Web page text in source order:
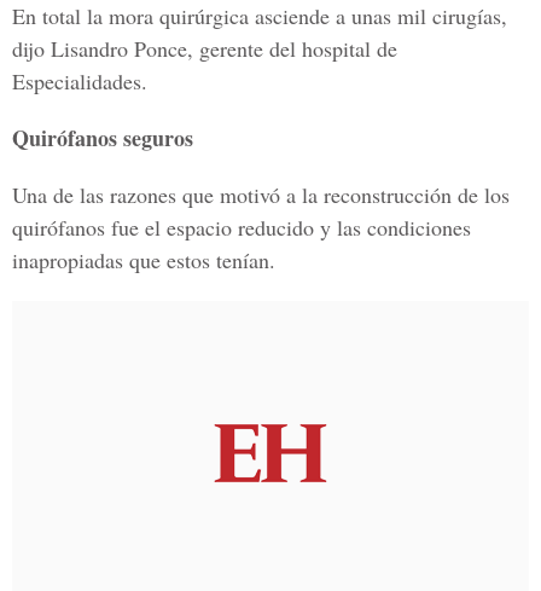
En total la mora quirúrgica asciende a unas mil cirugías,
dijo Lisandro Ponce, gerente del hospital de
Especialidades.
Quirófanos seguros
Una de las razones que motivó a la reconstrucción de los
quirófanos fue el espacio reducido y las condiciones
inapropiadas que estos tenían.